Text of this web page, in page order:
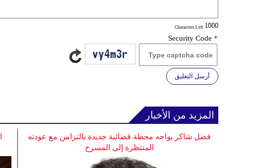
: Characters Left
Security Code *
أرسل التعليق
المزيد من الأخبار
فضل شاكر يواجه محطة قضائية جديدة بالتزامن مع عودته
المنتظرة إلى المسرح